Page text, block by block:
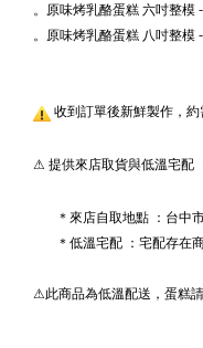
。原味烤乳酪蛋糕 六吋整模
。原味烤乳酪蛋糕 八吋整模
收到訂單後新鮮製作，
⚠ 提供來店取貨與低溫宅配
＊來店自取地點 ：台中市
＊低溫宅配 ：宅配存在商
⚠此商品為低溫配送，蛋糕